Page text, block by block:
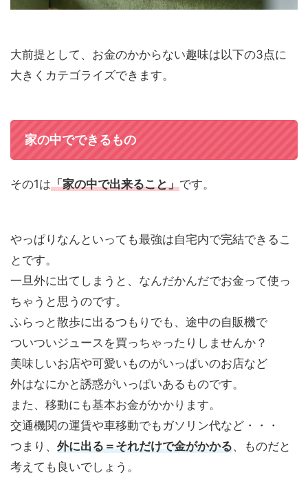
大前提として、お金のかからない趣味は以下の3点に
大きくカテゴライズできます。
家の中でできるもの
その1は「家の中で出来ること」です。
やっぱりなんといっても最強は自宅内で完結できるこ
とです。
一旦外に出てしまうと、なんだかんだでお金って使っ
ちゃうと思うのです。
ふらっと散歩に出るつもりでも、途中の自販機で
ついついジュースを買っちゃったりしませんか？
美味しいお店や可愛いものがいっぱいのお店など
外はなにかと誘惑がいっぱいあるものです。
また、移動にも基本お金がかかります。
交通機関の運賃や車移動でもガソリン代など・・・
つまり、 外に出る＝それだけで金がかかる、ものだと
考えても良いでしょう。